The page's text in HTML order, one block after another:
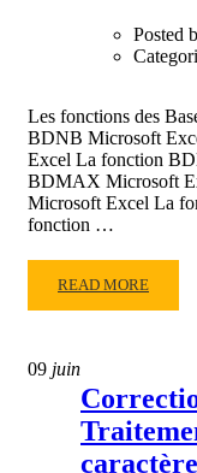
Posted
Les fonctions des
BDNB Microsoft
Excel La fonction
BDMAX Microsoft
Microsoft Excel La
fonction …
READ
MORE
FONCTION
BDNB
MICROSOFT
READ MORE
09 juin